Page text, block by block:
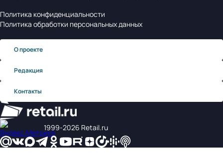
Политика конфиденциальности
Политика обработки персональных данных
О проекте
Редакция
Контакты
1999‑2026 Retail.ru